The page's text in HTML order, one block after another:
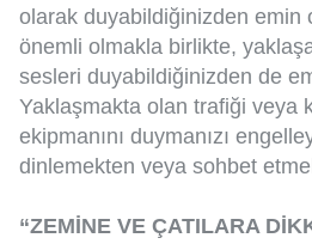
olarak duyabildiğinizden emin
önemli olmakla birlikte,
sesleri duyabildiğinizden de
Yaklaşmakta olan trafiği veya
ekipmanını duymanızı
dinlemekten veya sohbet
“ZEMİNE VE ÇATILARA